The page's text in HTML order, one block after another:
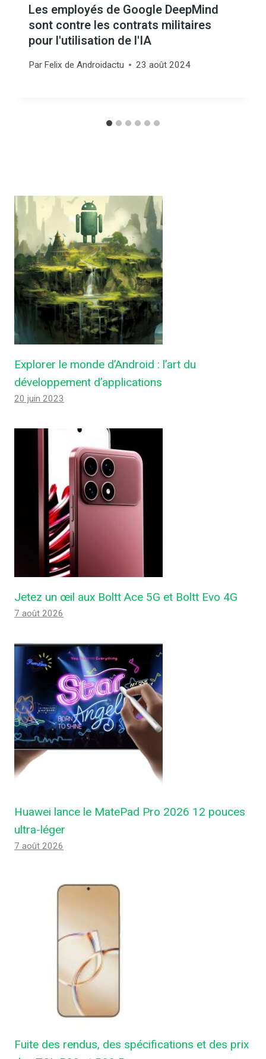
Les employés de Google DeepMind
sont contre les contrats militaires
pour l'utilisation de l'IA
Par Felix de Androidactu 23 août 2024
Explorer le monde d’Android : l’art du
développement d’applications
20 juin 2023
Jetez un œil aux Boltt Ace 5G et Boltt Evo 4G
7 août 2026
Huawei lance le MatePad Pro 2026 12 pouces
ultra-léger
7 août 2026
Fuite des rendus, des spécifications et des prix